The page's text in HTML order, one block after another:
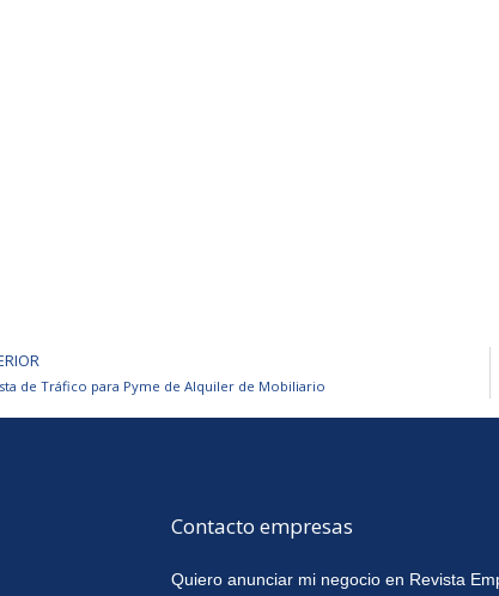
de Tráfico para Pyme de Alquiler de Mobiliario
Contacto empresas
Quiero anunciar mi negocio en Revista